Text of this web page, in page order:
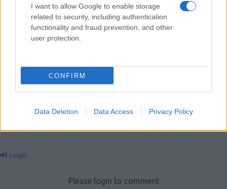
I want to allow Google to enable storage
related to security, including authentication
functionality and fraud prevention, and other
user protection.
CONFIRM
Data Deletion Data Access Privacy Policy
Login
Please login to comment